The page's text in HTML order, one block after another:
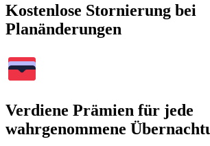
Kostenlose Stornierung bei
Planänderungen
Verdiene Prämien für jede
wahrgenommene